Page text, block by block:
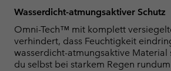
Wasserdicht-atmungsaktiver Schutz
Omni-Tech™ mit komplett
verhindert, dass Feuchtigkeit
wasserdicht-atmungsaktive Material
du selbst bei starkem Regen